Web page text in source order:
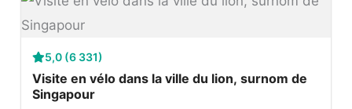
5,0 (6 331)
Visite en vélo dans la ville du lion, surnom de
Singapour